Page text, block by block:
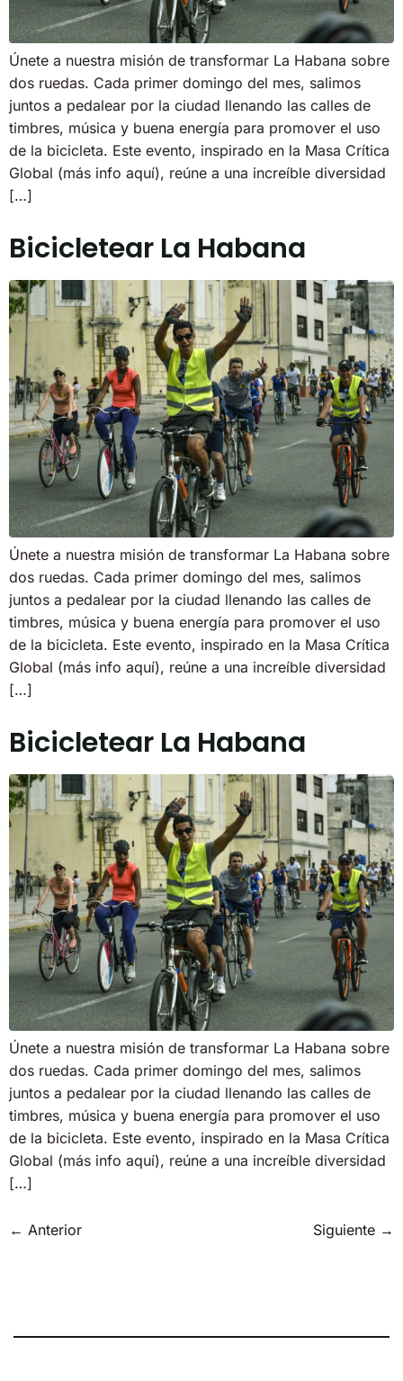
Únete a nuestra misión de transformar La Habana sobre
dos ruedas. Cada primer domingo del mes, salimos
juntos a pedalear por la ciudad llenando las calles de
timbres, música y buena energía para promover el uso
de la bicicleta. Este evento, inspirado en la Masa Crítica
Global (más info aquí), reúne a una increíble diversidad
[…]
Bicicletear La Habana
Únete a nuestra misión de transformar La Habana sobre
dos ruedas. Cada primer domingo del mes, salimos
juntos a pedalear por la ciudad llenando las calles de
timbres, música y buena energía para promover el uso
de la bicicleta. Este evento, inspirado en la Masa Crítica
Global (más info aquí), reúne a una increíble diversidad
[…]
Bicicletear La Habana
Únete a nuestra misión de transformar La Habana sobre
dos ruedas. Cada primer domingo del mes, salimos
juntos a pedalear por la ciudad llenando las calles de
timbres, música y buena energía para promover el uso
de la bicicleta. Este evento, inspirado en la Masa Crítica
Global (más info aquí), reúne a una increíble diversidad
[…]
← Anterior Siguiente →